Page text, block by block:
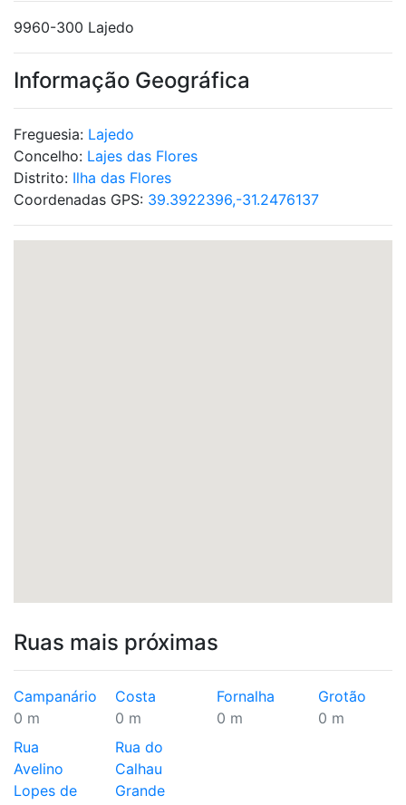
9960-300 Lajedo
Informação Geográfica
Freguesia: Lajedo
Concelho: Lajes das Flores
Distrito: Ilha das Flores
Coordenadas GPS: 39.3922396,-31.2476137
Ruas mais próximas
Campanário
0 m
Costa
0 m
Fornalha
0 m
Grotão
0 m
Rua
Avelino
Lopes de
Rua do
Calhau
Grande